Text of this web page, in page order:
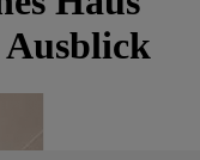
Ausblick